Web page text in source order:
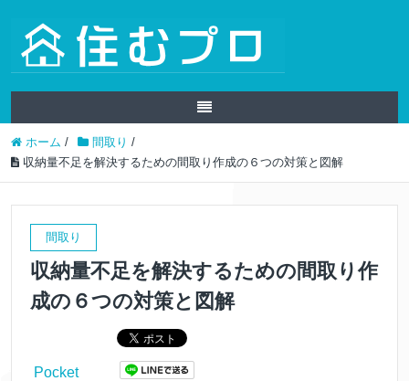
ホーム / 間取り /
収納量不足を解決するための間取り作成の６つの対策と図解
間取り
収納量不足を解決するための間取り作
成の６つの対策と図解
Pocket